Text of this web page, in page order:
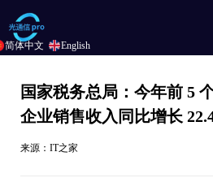
国家税务总局：今年前 5
企业销售收入同比增长
来源：IT之家
简体中文 English